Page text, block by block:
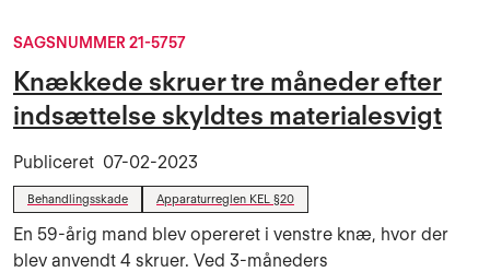
SAGSNUMMER 21-5757
Knækkede skruer tre måneder efter
indsættelse skyldtes materialesvigt
Publiceret 07-02-2023
Behandlingsskade Apparaturreglen KEL §20
En 59-årig mand blev opereret i venstre knæ, hvor der
blev anvendt 4 skruer. Ved 3-måneders